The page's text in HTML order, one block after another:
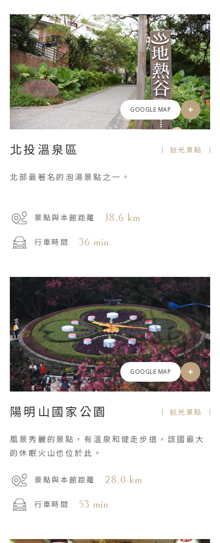
GOOGLE MAP
北投溫泉區 観光景點
北部最著名的泡湯景點之一。
景點與本館距離 18.6 km
行車時間 36 min
GOOGLE MAP
陽明山國家公園 観光景點
風景秀麗的景點，有溫泉和健走步道，該國最大
的休眠火山也位於此。
景點與本館距離 28.0 km
行車時間 53 min